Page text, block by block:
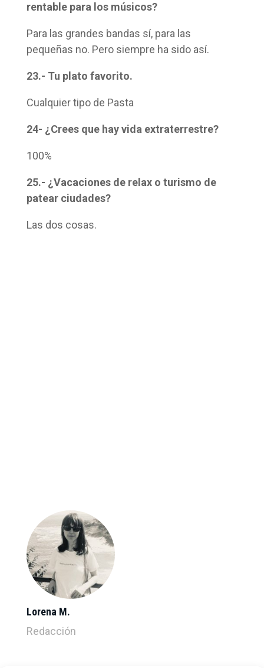
rentable para los músicos?
Para las grandes bandas sí, para las
pequeñas no. Pero siempre ha sido así.
23.- Tu plato favorito.
Cualquier tipo de Pasta
24- ¿Crees que hay vida extraterrestre?
100%
25.- ¿Vacaciones de relax o turismo de
patear ciudades?
Las dos cosas.
Lorena M.
Redacción